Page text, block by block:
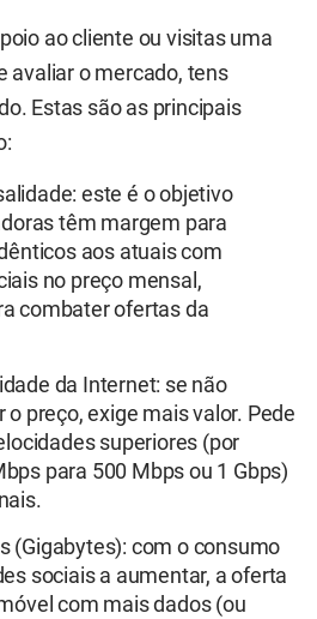
ao cliente ou visitas uma
avaliar o mercado, tens
Estas são as principais
este é o objetivo
têm margem para
aos atuais com
no preço mensal,
combater ofertas da
da Internet: se não
preço, exige mais valor. Pede
superiores (por
para 500 Mbps ou 1 Gbps)
(Gigabytes): com o consumo
sociais a aumentar, a oferta
com mais dados (ou